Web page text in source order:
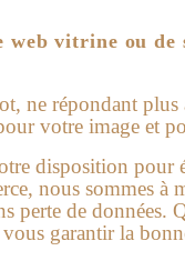
web vitrine ou de
ne répondant
votre image et
disposition
nous sommes à
perte de données.
garantir la